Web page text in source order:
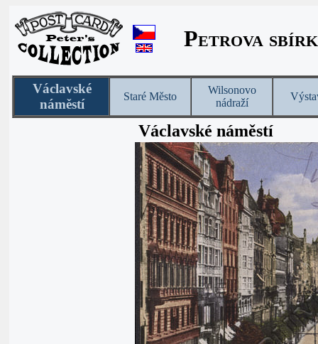
Petrova
Václavské
náměstí
Staré Město
Wilsonovo
nádraží
Václavské náměstí